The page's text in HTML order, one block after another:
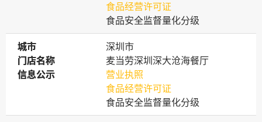
食品经营许可证
食品安全监督量化分级
城市
城市
深圳市
门店名称
门店名称
麦当劳深圳深大沧海餐厅
信息公示
信息公示
营业执照
食品经营许可证
食品安全监督量化分级